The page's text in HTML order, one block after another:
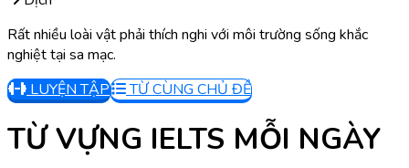
Rất nhiều loài vật phải thích nghi với môi trường sống khắc
nghiệt tại sa mạc.
LUYỆN TẬP
TỪ CÙNG CHỦ ĐỀ
TỪ VỰNG IELTS MỖI NGÀY